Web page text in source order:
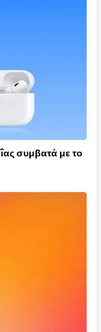
συμβατά με το